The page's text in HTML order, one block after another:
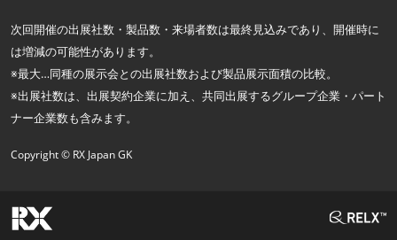
次回開催の出展社数・製品数・来場者数は最終見込みであり、開催時に
は増減の可能性があります。
※最大…同種の展示会との出展社数および製品展示面積の比較。
※出展社数は、出展契約企業に加え、共同出展するグループ企業・パート
ナー企業数も含みます。
Copyright © RX Japan GK